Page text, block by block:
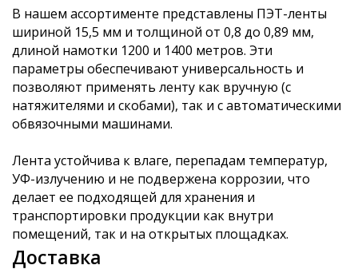
В нашем ассортименте представлены ПЭТ-ленты
шириной 15,5 мм и толщиной от 0,8 до 0,89 мм,
длиной намотки 1200 и 1400 метров. Эти
параметры обеспечивают универсальность и
позволяют применять ленту как вручную (с
натяжителями и скобами), так и с автоматическими
обвязочными машинами.
Лента устойчива к влаге, перепадам температур,
УФ-излучению и не подвержена коррозии, что
делает ее подходящей для хранения и
транспортировки продукции как внутри
помещений, так и на открытых площадках.
Доставка